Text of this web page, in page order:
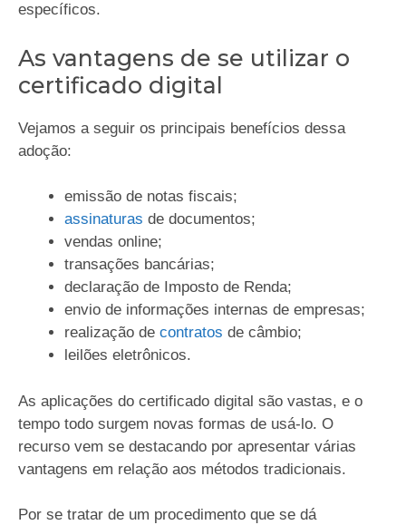
específicos.
As vantagens de se utilizar o
certificado digital
Vejamos a seguir os principais benefícios dessa
adoção:
emissão de notas fiscais;
assinaturas de documentos;
vendas online;
transações bancárias;
declaração de Imposto de Renda;
envio de informações internas de empresas;
realização de contratos de câmbio;
leilões eletrônicos.
As aplicações do certificado digital são vastas, e o
tempo todo surgem novas formas de usá-lo. O
recurso vem se destacando por apresentar várias
vantagens em relação aos métodos tradicionais.
Por se tratar de um procedimento que se dá